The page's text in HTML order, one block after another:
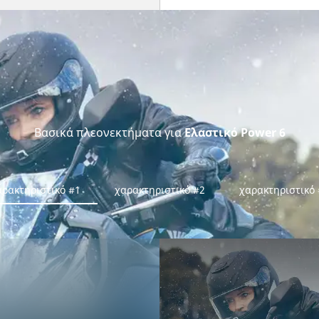
Βασικά πλεονεκτήματα γιαΕλαστικό Power 6
#1 χαρακτηριστικό #2 χαρακτηριστικό